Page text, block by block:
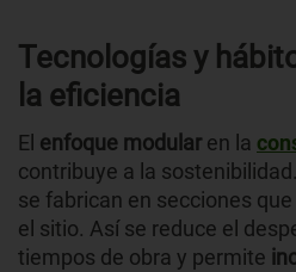
Tecnologías y
la eficiencia
El enfoque modular en la
contribuye a la
se fabrican en secciones
el sitio. Así se reduce el
tiempos de obra y permite